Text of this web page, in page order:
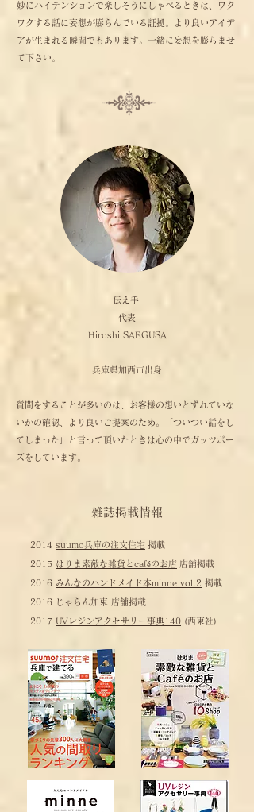
妙にハイテンションで楽しそうにしゃべるときは、ワク
ワクする話に妄想が膨らんでいる証拠。より良いアイデ
アが生まれる瞬間でもあります。一緒に妄想を膨らませ
て下さい。
​伝え手
代表
Hiroshi SAEGUSA
兵庫県加西市出身
質問をすることが多いのは、お客様の想いとずれていな
いかの確認、より良いご提案のため。「ついつい話をし
てしまった」と言って頂いたときは心の中でガッツポー
ズをしています。
2014 suumo兵庫の注文住宅 掲載
2015 はりま素敵な雑貨とcaféのお店 店舗掲載
2016 みんなのハンドメイド本minne vol.2 掲載
2016 じゃらん加東 店舗掲載
2017 UVレジンアクセサリー事典140 (西東社)
​雑誌掲載情報